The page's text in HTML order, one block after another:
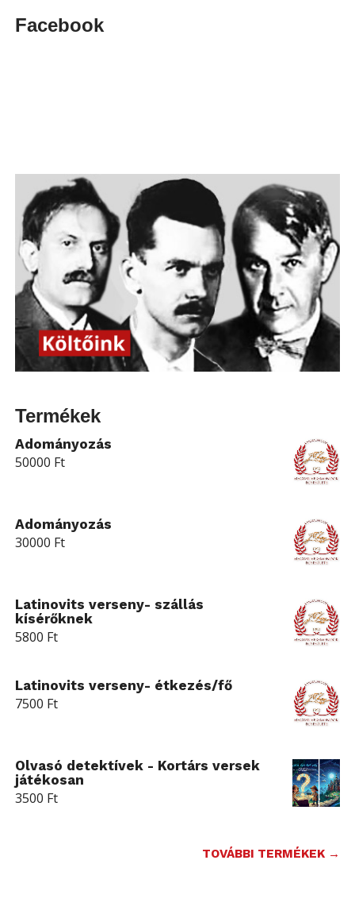
Facebook
Termékek
Adományozás
50000 Ft
Adományozás
30000 Ft
Latinovits verseny- szállás
kísérőknek
5800 Ft
Latinovits verseny- étkezés/fő
7500 Ft
Olvasó detektívek - Kortárs versek
játékosan
3500 Ft
TOVÁBBI TERMÉKEK →